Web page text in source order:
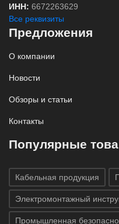
ИНН: 6672263629
Все реквизиты
Предложения
О компании
Новости
Обзоры и статьи
Контакты
Популярные
Кабельная продукция
Электромонтажный
Промышленная